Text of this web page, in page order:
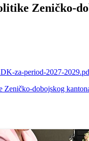
Zeničko-
za-period-2027-
dobojskog